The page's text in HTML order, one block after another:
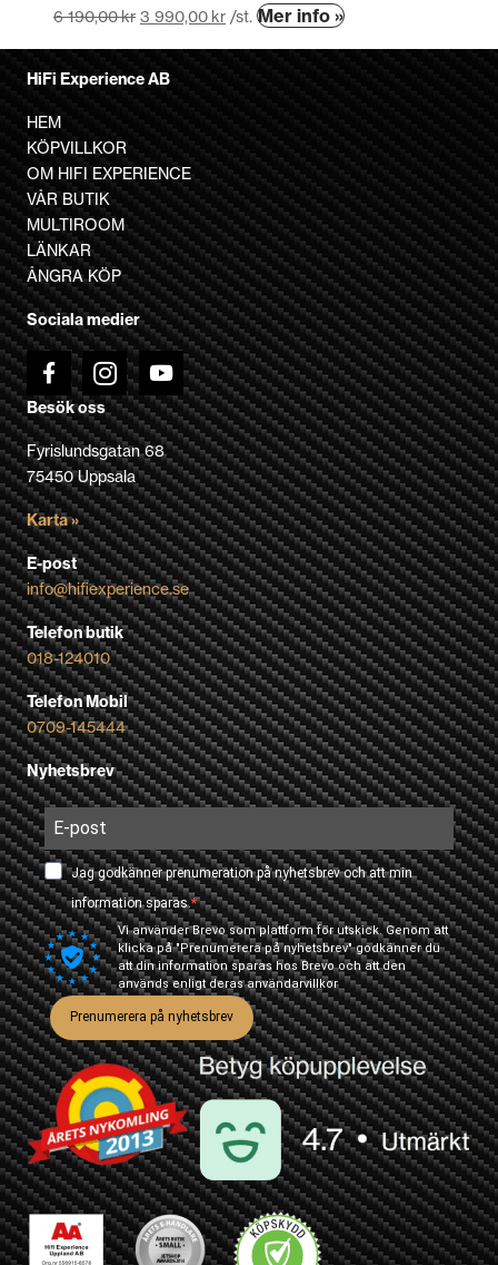
6 190,00kr 3 990,00 kr /st. Mer info »Den
varianter.
De
olika
alternativen
kan
väljas
på
produktsidan
HiFi Experience AB
HEM
KÖPVILLKOR
OM HIFI EXPERIENCE
VÅR BUTIK
MULTIROOM
LÄNKAR
ÅNGRA KÖP
Sociala medier
Besök oss
Fyrislundsgatan 68
75450 Uppsala
Karta »
E-post
info@hifiexperience.se
Telefon butik
018-124010
Telefon Mobil
0709-145444
Nyhetsbrev
Jag godkänner prenumeration på nyhetsbrev och att min
information sparas.
Vi använder Brevo som plattform för utskick. Genom att
klicka på "Prenumerera på nyhetsbrev" godkänner du
att din information sparas hos Brevo och att den
används enligt derasanvändarvillkor
Prenumerera på nyhetsbrev